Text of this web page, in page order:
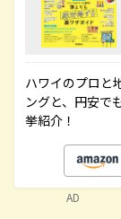
ハワイのプロと
ングと、円安で
挙紹介！
AD